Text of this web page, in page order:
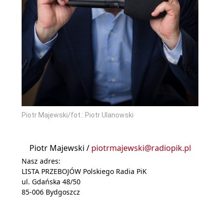
Piotr Majewski/fot.: Piotr Ulanowski
Piotr Majewski / piotrmajewski@radiopik.pl
Nasz adres:
LISTA PRZEBOJÓW Polskiego Radia PiK
ul. Gdańska 48/50
85-006 Bydgoszcz